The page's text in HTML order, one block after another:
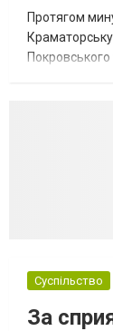
Протягом
Суспільство
За